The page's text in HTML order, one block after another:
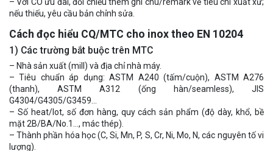
nếu thiếu, yêu cầu bản chỉnh sửa.
Cách đọc hiểu CQ/MTC cho inox theo EN 10204
1) Các trường bắt buộc trên MTC
– Nhà sản xuất (mill) và địa chỉ nhà máy.
– Tiêu chuẩn áp dụng: ASTM A240 (tấm/cuộn), ASTM A276
(thanh), ASTM A312 (ống hàn/seamless), JIS
G4304/G4305/G3459…
– Số heat/lot, số đơn hàng, quy cách sản phẩm (độ dày, khổ, bề
mặt 2B/BA/No.1…, mác thép).
– Thành phần hóa học (C, Si, Mn, P, S, Cr, Ni, Mo, N, các nguyên tố vi
lượng).